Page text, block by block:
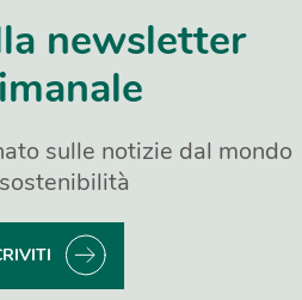
newsletter
sulle notizie dal mondo